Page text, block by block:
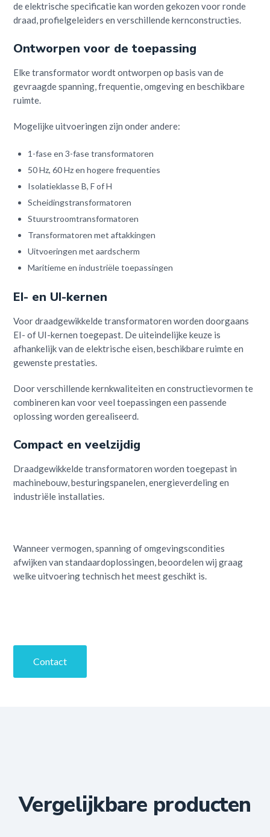
de elektrische specificatie kan worden gekozen voor ronde
draad, profielgeleiders en verschillende kernconstructies.
Ontworpen voor de toepassing
Elke transformator wordt ontworpen op basis van de
gevraagde spanning, frequentie, omgeving en beschikbare
ruimte.
Mogelijke uitvoeringen zijn onder andere:
1-fase en 3-fase transformatoren
50 Hz, 60 Hz en hogere frequenties
Isolatieklasse B, F of H
Scheidingstransformatoren
Stuurstroomtransformatoren
Transformatoren met aftakkingen
Uitvoeringen met aardscherm
Maritieme en industriële toepassingen
EI- en UI-kernen
Voor draadgewikkelde transformatoren worden doorgaans
EI- of UI-kernen toegepast. De uiteindelijke keuze is
afhankelijk van de elektrische eisen, beschikbare ruimte en
gewenste prestaties.
Door verschillende kernkwaliteiten en constructievormen te
combineren kan voor veel toepassingen een passende
oplossing worden gerealiseerd.
Compact en veelzijdig
Draadgewikkelde transformatoren worden toegepast in
machinebouw, besturingspanelen, energieverdeling en
industriële installaties.
Wanneer vermogen, spanning of omgevingscondities
afwijken van standaardoplossingen, beoordelen wij graag
welke uitvoering technisch het meest geschikt is.
Contact
Vergelijkbare producten